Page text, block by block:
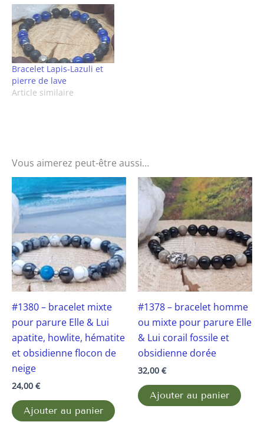
Bracelet Lapis-Lazuli et
pierre de lave
Article similaire
Vous aimerez peut-être aussi…
#1380 – bracelet mixte
pour parure Elle & Lui
apatite, howlite, hématite
et obsidienne flocon de
neige
24,00 €
Ajouter au panier
#1378 – bracelet homme
ou mixte pour parure Elle
& Lui corail fossile et
obsidienne dorée
32,00 €
Ajouter au panier